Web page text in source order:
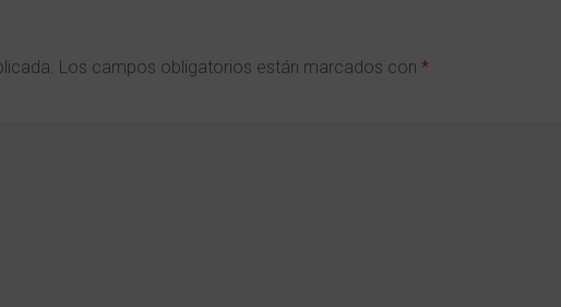
Los campos obligatorios están marcados con *